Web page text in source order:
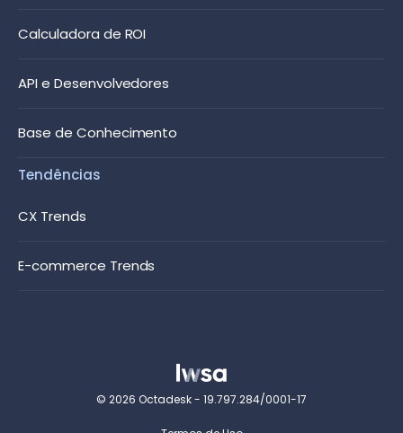
Calculadora de ROI
API e Desenvolvedores
Base de Conhecimento
Tendências
CX Trends
E-commerce Trends
© 2026 Octadesk - 19.797.284/0001-17